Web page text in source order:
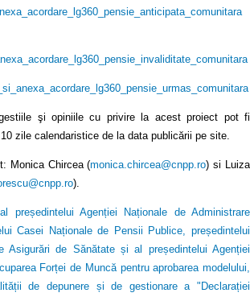
şi opiniile cu privire la acest proiect pot fi
zile calendaristice de la data publicării pe site.
Monica Chircea (monica.chircea@cnpp.ro) si Luiza
).
președintelui Agenției Naționale de Administrare
Casei Naționale de Pensii Publice, președintelui
Asigurări de Sănătate și al președintelui Agenției
Forței de Muncă pentru aprobarea modelului,
de depunere și de gestionare a "Declarației